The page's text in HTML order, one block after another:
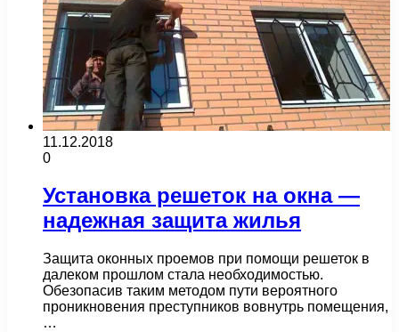
11.12.2018
0
Установка решеток на окна —
надежная защита жилья
Защита оконных проемов при помощи решеток в
далеком прошлом стала необходимостью.
Обезопасив таким методом пути вероятного
проникновения преступников вовнутрь помещения,
…